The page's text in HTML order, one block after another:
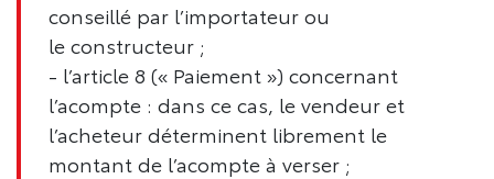
conseillé par l’importateur ou
le constructeur ;
- l’article 8 (« Paiement ») concernant
l’acompte : dans ce cas, le vendeur et
l’acheteur déterminent librement le
montant de l’acompte à verser ;